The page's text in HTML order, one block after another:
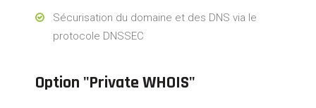
Sécurisation du domaine et des DNS via le
protocole DNSSEC
Option "Private WHOIS"